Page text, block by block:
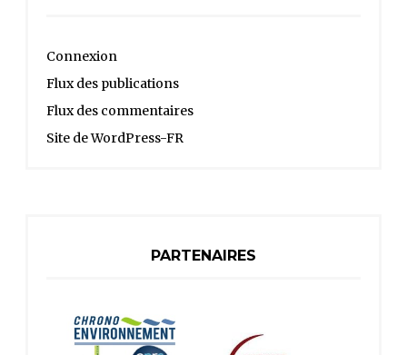
Connexion
Flux des publications
Flux des commentaires
Site de WordPress-FR
PARTENAIRES